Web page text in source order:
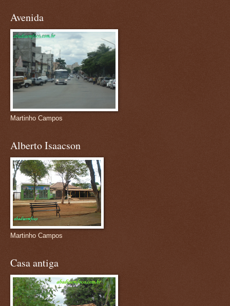
Avenida
Martinho Campos
Alberto Isaacson
Martinho Campos
Casa antiga